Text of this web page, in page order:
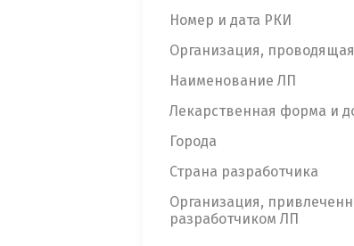
Номер и дата РКИ
Организация,
Наименование ЛП
Лекарственная форма и
Города
Страна разработчика
Организация,
разработчиком ЛП